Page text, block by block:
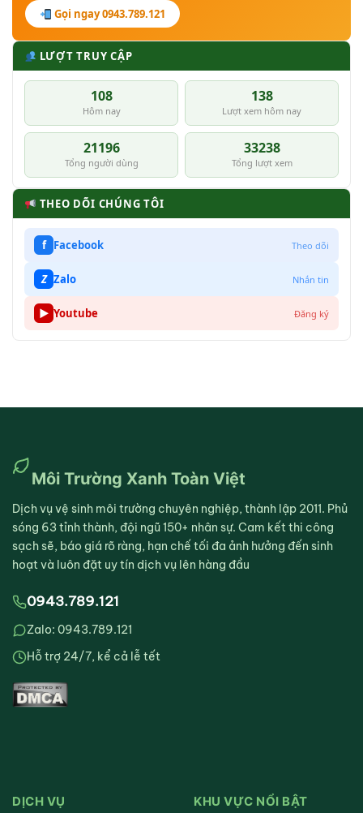
Gọi ngay 0943.789.121
LƯỢT TRUY CẬP
108
Hôm nay
138
Lượt xem hôm nay
21196
Tổng người dùng
33238
Tổng lượt xem
THEO DÕI CHÚNG TÔI
f Facebook Theo dõi
Z Zalo Nhắn tin
▶ Youtube Đăng ký
Môi Trường Xanh Toàn Việt
Dịch vụ vệ sinh môi trường chuyên nghiệp, thành lập 2011. Phủ
sóng 63 tỉnh thành, đội ngũ 150+ nhân sự. Cam kết thi công
sạch sẽ, báo giá rõ ràng, hạn chế tối đa ảnh hưởng đến sinh
hoạt và luôn đặt uy tín dịch vụ lên hàng đầu
0943.789.121
Zalo: 0943.789.121
Hỗ trợ 24/7, kể cả lễ tết
DỊCH VỤ KHU VỰC NỔI BẬT